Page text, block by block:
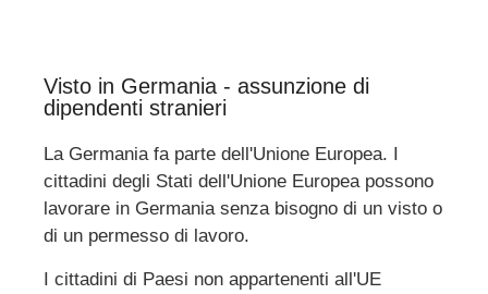
Visto in Germania - assunzione di
dipendenti stranieri
La Germania fa parte dell'Unione Europea. I
cittadini degli Stati dell'Unione Europea possono
lavorare in Germania senza bisogno di un visto o
di un permesso di lavoro.
I cittadini di Paesi non appartenenti all'UE